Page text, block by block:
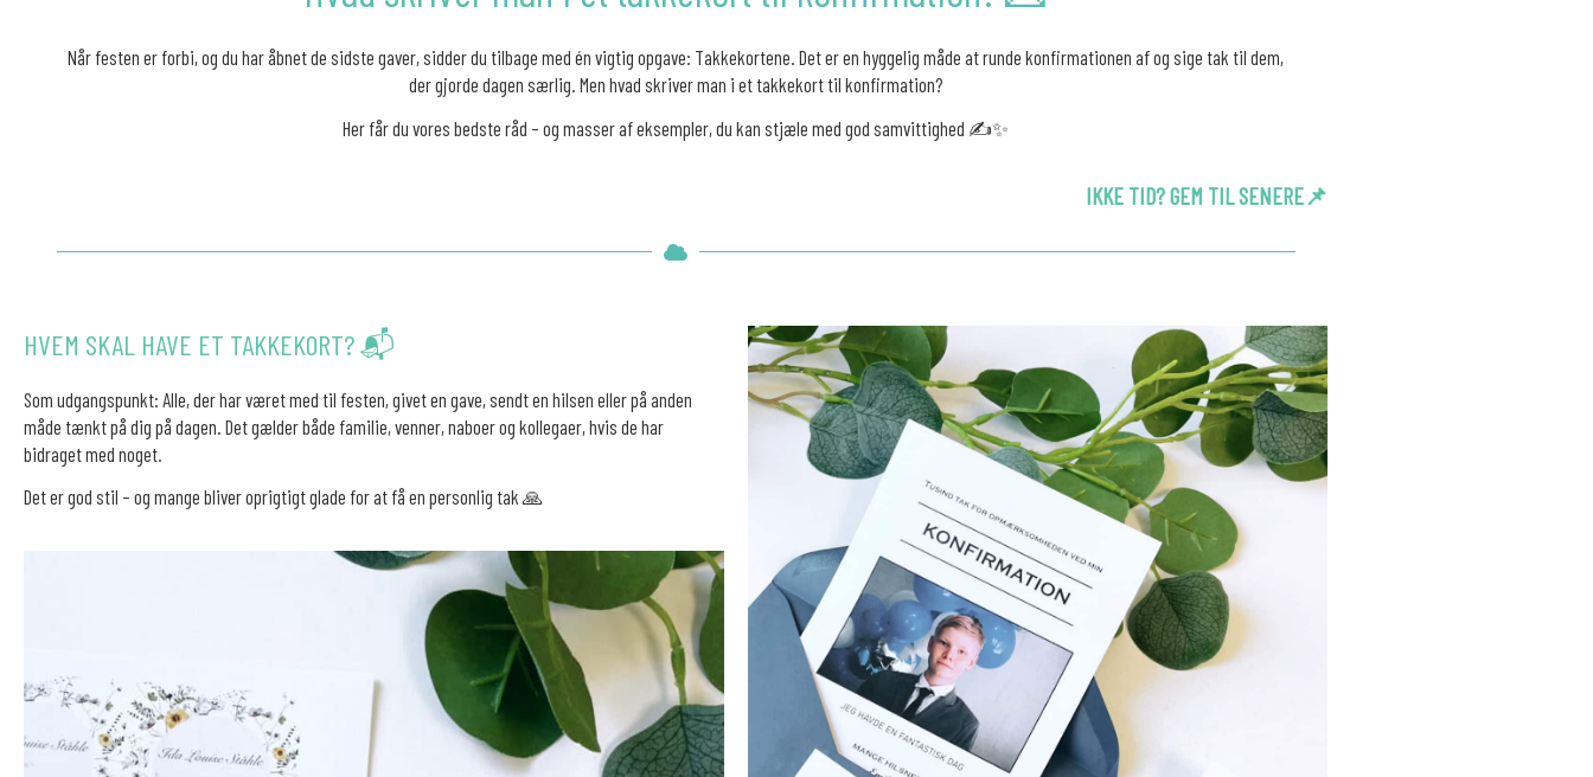
Når festen er forbi, og du har åbnet de sidste gaver, sidder du tilbage med én vigtig opgave: Takkekortene. Det er en hyggelig måde at runde konfirmationen af og sige tak til dem,
der gjorde dagen særlig. Men hvad skriver man i et takkekort til konfirmation?
Her får du vores bedste råd – og masser af eksempler, du kan stjæle med god samvittighed ✍️✨
IKKE TID? GEM TIL SENERE📌
HVEM SKAL HAVE ET TAKKEKORT? 📬
Som udgangspunkt: Alle, der har været med til festen, givet en gave, sendt en hilsen eller på anden
måde tænkt på dig på dagen. Det gælder både familie, venner, naboer og kollegaer, hvis de har
bidraget med noget.
Det er god stil – og mange bliver oprigtigt glade for at få en personlig tak 🙏